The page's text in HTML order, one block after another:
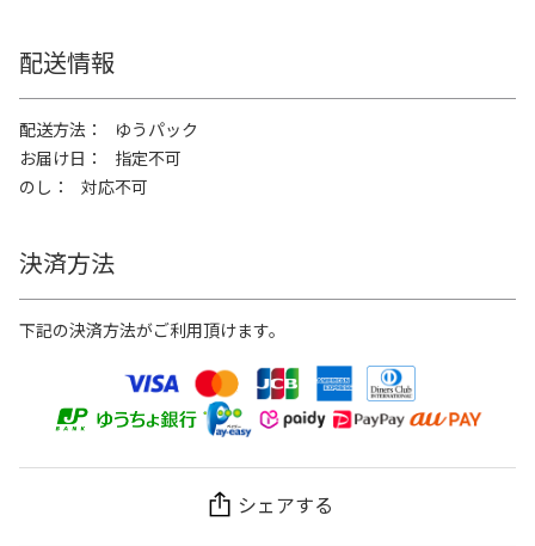
配送情報
配送方法
ゆうパック
お届け日
指定不可
のし
対応不可
決済方法
下記の決済方法がご利用頂けます。
シェアする